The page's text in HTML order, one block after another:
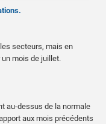
secteurs, mais en
un mois de juillet.
au-dessus de la normale
aux mois précédents